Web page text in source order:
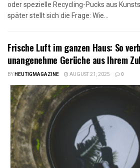
oder spezielle Recycling-Pucks aus
später stellt sich die Frage: Wie...
Frische Luft im ganzen Haus: So
unangenehme Gerüche aus Ihrem
BYHEUTIGMAGAZINE AUGUST 21, 2025 0